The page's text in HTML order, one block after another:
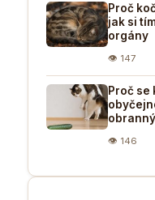
Proč
jak si
orgány
👁 147
Proč se
👁 146